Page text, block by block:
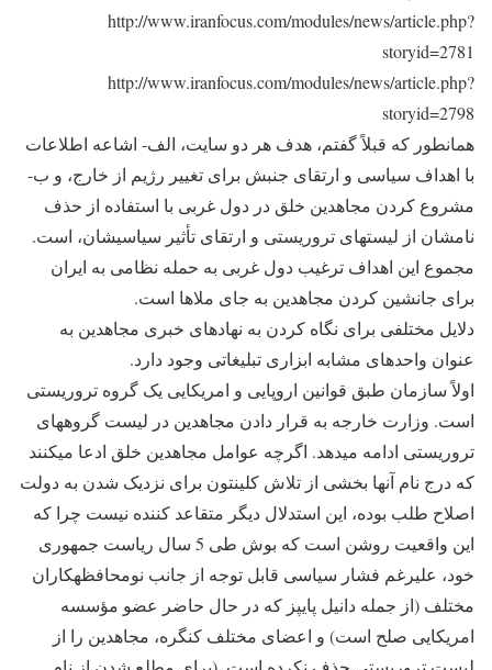
http://www.iranfocus.com/modules/news/article.php?
storyid=2781
http://www.iranfocus.com/modules/news/article.php?
storyid=2798
همان‎طور که قبلاً گفتم، هدف هر دو سایت، الف- اشاعه اطلاعات
با اهداف سیاسی و ارتقای جنبش برای تغییر رژیم از خارج، و ب-
مشروع کردن مجاهدین خلق در دول غربی با استفاده از حذف
نامشان از لیست‎های تروریستی و ارتقای تأثیر سیاسی‎شان، است.
مجموع این اهداف ترغیب دول غربی به حمله نظامی به ایران
برای جانشین کردن مجاهدین به جای ملاها است.
دلایل مختلفی برای نگاه کردن به نهادهای خبری مجاهدین به
عنوان واحدهای مشابه ابزاری تبلیغاتی وجود دارد.
اولاً سازمان طبق قوانین اروپایی و امریکایی یک گروه تروریستی
است. وزارت خارجه به قرار دادن مجاهدین در لیست گروه‎های
تروریستی ادامه می‎دهد. اگرچه عوامل مجاهدین خلق ادعا می‎کنند
که درج نام آنها بخشی از تلاش کلینتون برای نزدیک شدن به دولت
اصلاح طلب بوده، این استدلال دیگر متقاعد کننده نیست چرا که
این واقعیت روشن است که بوش طی 5 سال ریاست جمهوری
خود، علیرغم فشار سیاسی قابل توجه از جانب نومحافظه‎کاران
مختلف (از جمله دانیل پایپز که در حال حاضر عضو مؤسسه
امریکایی صلح است) و اعضای مختلف کنگره، مجاهدین را از